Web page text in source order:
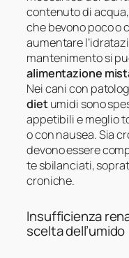
contenuto di
che bevono poco o
aumentare
mantenimento si
alimentazione
Nei cani con
dietumidi sono
appetibili e meglio
o con nausea. Sia
devono essere
te sbilanciati,
croniche.
Insufficienza
scelta dell’umido